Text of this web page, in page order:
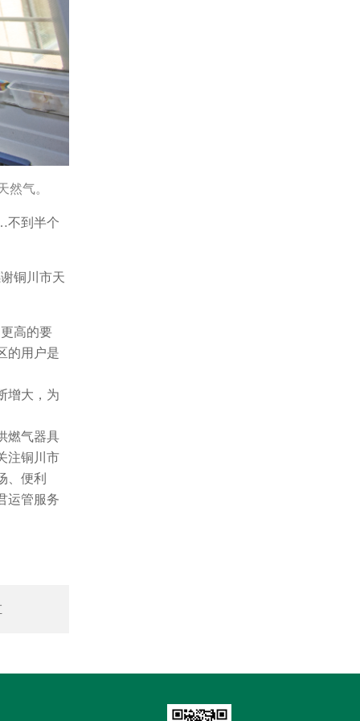
气。
不到半个
铜川市天
高的要
的用户是
增大，为
燃气器具
注铜川市
、便利
运管服务